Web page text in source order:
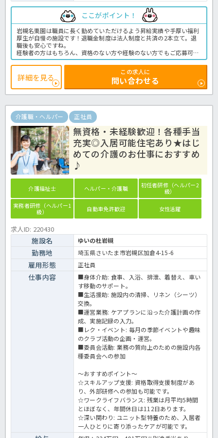
ここがポイント！
岩槻名栗園は職員に長く勤めていただけるよう昇給実績や手厚い福利
厚生が自慢の施設です！退職金制度は法人制度と共済の2本立て。退
職後も安心ですね。
経験者の方はもちろん、資格のない方や経験のない方でもご応募可能
な求人ですよ。資格取得支援制度もございます！時間外労働は月平均
1時間程度と少な目♬プライベートとの両立をお考えの方にもおスス
メの求人です。
最寄駅からは徒歩8分と毎日の通勤にも困らないのがうれしいです
ね。特養での介護業務全般です。
＜介護職 正職員 特養の求人＞
詳細を見る
この求人に
問い合わせる
介護職・ヘルパー 正社員
無資格・未経験歓迎！各種手当
充実◎入居可能住宅あり★はじ
めての介護のお仕事におすすめ
♪
介護福祉士 ヘルパー・介護職
初任者研修（ヘルパー2
級）
実務者研修（ヘルパー1
級）
自動車免許歓迎 女性活躍
求人ID: 220430
施設名 ゆいの杜岩槻
勤務地 埼玉県さいたま市岩槻区加倉4-15-6
雇用形態 正社員
仕事内容
■身体介助: 食事、入浴、排泄、着替え、車い
す移動のサポート。
■生活援助: 施設内の清掃、リネン（シーツ）
交換。
■運営業務: ケアプランに沿った介護計画の作
成、実施記録の入力。
■レク・イベント: 毎月の季節イベントや趣味
のクラブ活動の企画・運営。
■委員会活動: 業務の質向上のための施設内各
種委員会への参加
～おすすめポイント～
☆スキルアップ支援: 資格取得支援制度があ
り、外部研修への参加も可能です。
☆ワークライフバランス: 残業は月平均5時間
とほぼなく、年間休日は112日あります。
☆深い関わり: ユニット型特養のため、入居者
一人ひとりに寄り添ったケアが可能です。